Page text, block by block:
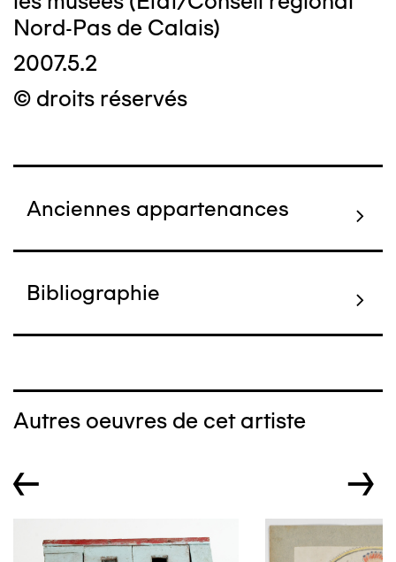
Nord-Pas de Calais)
2007.5.2
© droits réservés
Anciennes appartenances
Bibliographie
Autres oeuvres de cet artiste
← →